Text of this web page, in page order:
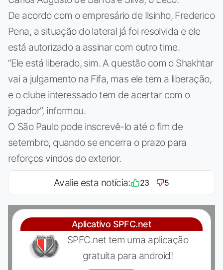
De acordo com o empresário de Ilsinho, Frederico
Pena, a situação do lateral já foi resolvida e ele
está autorizado a assinar com outro time.
“Ele está liberado, sim. A questão com o Shakhtar
vai a julgamento na Fifa, mas ele tem a liberação,
e o clube interessado tem de acertar com o
jogador”, informou.
O São Paulo pode inscrevê-lo até o fim de
setembro, quando se encerra o prazo para
reforços vindos do exterior.
Avalie esta notícia: 23 5
Aplicativo SPFC.net
SPFC.net tem uma aplicação
gratuita para android!